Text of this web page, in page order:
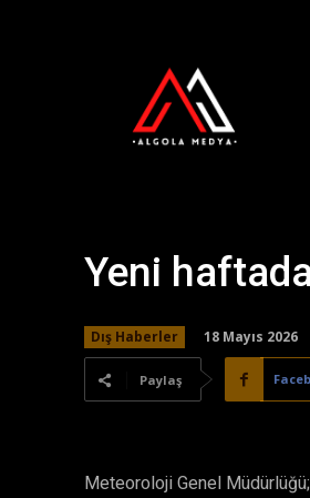
Yeni
Dış Haberler 18 Mayıs 2026
Paylaş
Meteoroloji Genel